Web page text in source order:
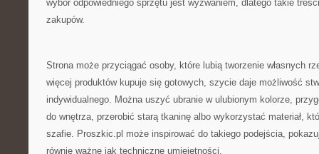
wybór odpowiedniego sprzętu jest wyzwaniem, dlatego takie
zakupów.
Strona może przyciągać osoby, które lubią tworzenie własnych
więcej produktów kupuje się gotowych, szycie daje możliwość
indywidualnego. Można uszyć ubranie w ulubionym kolorze,
do wnętrza, przerobić starą tkaninę albo wykorzystać materiał,
szafie. Proszkic.pl może inspirować do takiego podejścia,
równie ważne jak techniczne umiejętności.